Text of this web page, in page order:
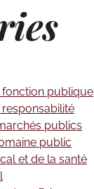
fonction publique
publics
public
et de la santé